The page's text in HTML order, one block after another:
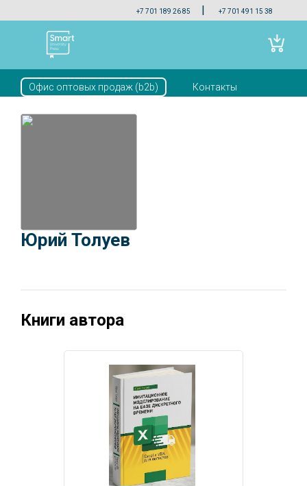
+7 701 189 26 85 | +7 701 491 15 38
Офис оптовых продаж (b2b) Контакты
Скачать прайс
Юрий Толуев
Книги автора